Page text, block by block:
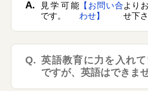
見学可能
です。
【お問い合
わせ】
より
せ下さ
英語教育に力を入れて
ですが、英語はできませ